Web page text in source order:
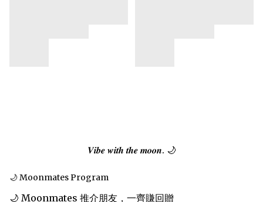
𝑽𝒊𝒃𝒆 𝒘𝒊𝒕𝒉 𝒕𝒉𝒆 𝒎𝒐𝒐𝒏. 🌙
🌙 Moonmates Program
🌙 Moonmates 推介朋友，一齊賺回贈